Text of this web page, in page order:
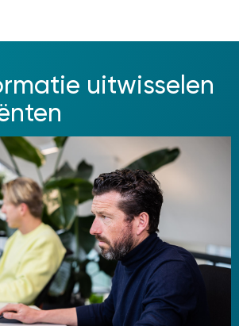
uitwisselen